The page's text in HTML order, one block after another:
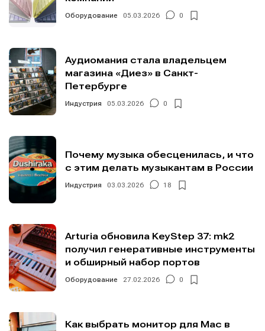
Оборудование 05.03.2026 0
Аудиомания стала владельцем
магазина «Диез» в Санкт-
Петербурге
Индустрия 05.03.2026 0
Почему музыка обесценилась, и что
с этим делать музыкантам в России
Индустрия 03.03.2026 18
Arturia обновила KeyStep 37: mk2
получил генеративные инструменты
и обширный набор портов
Оборудование 27.02.2026 0
Как выбрать монитор для Mac в